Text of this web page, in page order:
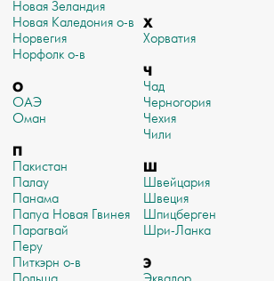
Новая Зеландия
Новая Каледония о-в
Норвегия
Норфолк о-в
О
ОАЭ
Оман
П
Пакистан
Палау
Панама
Папуа Новая Гвинея
Парагвай
Перу
Питкэрн о-в
Х
Хорватия
Ч
Чад
Черногория
Чехия
Чили
Ш
Швейцария
Швеция
Шпицберген
Шри-Ланка
Э